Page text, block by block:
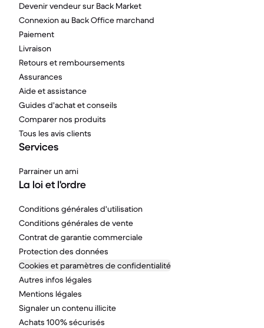
Devenir vendeur sur Back Market
Connexion au Back Office marchand
Paiement
Livraison
Retours et remboursements
Assurances
Aide et assistance
Guides d'achat et conseils
Comparer nos produits
Tous les avis clients
Services
Parrainer un ami
La loi et l'ordre
Conditions générales d'utilisation
Conditions générales de vente
Contrat de garantie commerciale
Protection des données
Cookies et paramètres de confidentialité
Autres infos légales
Mentions légales
Signaler un contenu illicite
Achats 100% sécurisés